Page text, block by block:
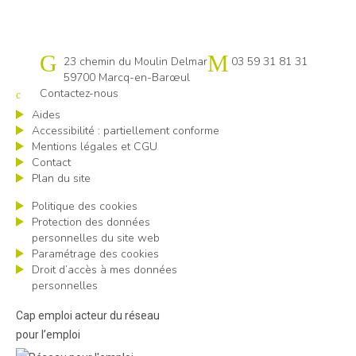
Cap emploi 59 Lille
23 chemin du Moulin Delmar
59700 Marcq-en-Barœul
03 59 31 81 31
Contactez-nous
Aides
Accessibilité : partiellement conforme
Mentions légales et CGU
Contact
Plan du site
Politique des cookies
Protection des données
personnelles du site web
Paramétrage des cookies
Droit d’accès à mes données
personnelles
Cap emploi acteur du réseau
pour l’emploi